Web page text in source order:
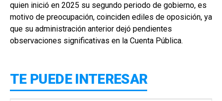
quien inició en 2025 su segundo periodo de gobierno, es
motivo de preocupación, coinciden ediles de oposición, ya
que su administración anterior dejó pendientes
observaciones significativas en la Cuenta Pública.
TE PUEDE INTERESAR